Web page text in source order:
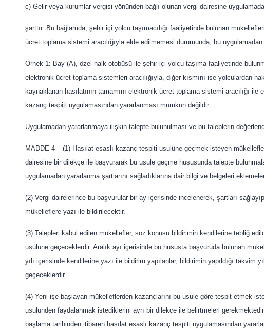
c) Gelir veya kurumlar vergisi yönünden bağlı olunan vergi dairesine
şarttır. Bu bağlamda, şehir içi yolcu taşımacılığı faaliyetinde bulunan
ücret toplama sistemi aracılığıyla elde edilmemesi durumunda, bu
Örnek 1: Bay (A), özel halk otobüsü ile şehir içi yolcu taşıma faaliyetinde
elektronik ücret toplama sistemleri aracılığıyla, diğer kısmını ise yolculardan
kaynaklanan hasılatının tamamını elektronik ücret toplama sistemi aracılığı
kazanç tespiti uygulamasından yararlanması mümkün değildir.
Uygulamadan yararlanmaya ilişkin talepte bulunulması ve bu taleplerin
MADDE 4 – (1) Hasılat esaslı kazanç tespiti usulüne geçmek isteyen
dairesine bir dilekçe ile başvurarak bu usule geçme hususunda talepte
uygulamadan yararlanma şartlarını sağladıklarına dair bilgi ve belgeleri
(2) Vergi dairelerince bu başvurular bir ay içerisinde incelenerek, şartları
mükelleflere yazı ile bildirilecektir.
(3) Talepleri kabul edilen mükellefler, söz konusu bildirimin kendilerine tebliğ
usulüne geçeceklerdir. Aralık ayı içerisinde bu hususta başvuruda bulunan
yılı içerisinde kendilerine yazı ile bildirim yapılanlar, bildirimin yapıldığı takvim
geçeceklerdir.
(4) Yeni işe başlayan mükelleflerden kazançlarını bu usule göre tespit etmek
usulünden faydalanmak istediklerini ayrı bir dilekçe ile belirtmeleri
başlama tarihinden itibaren hasılat esaslı kazanç tespiti uygulamasından